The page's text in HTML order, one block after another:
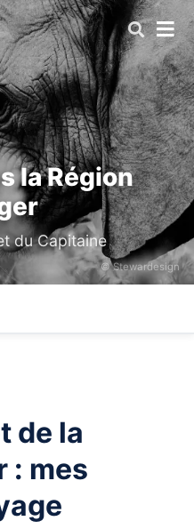
la Région
du Capitaine
© Stewardesign
de la
: mes